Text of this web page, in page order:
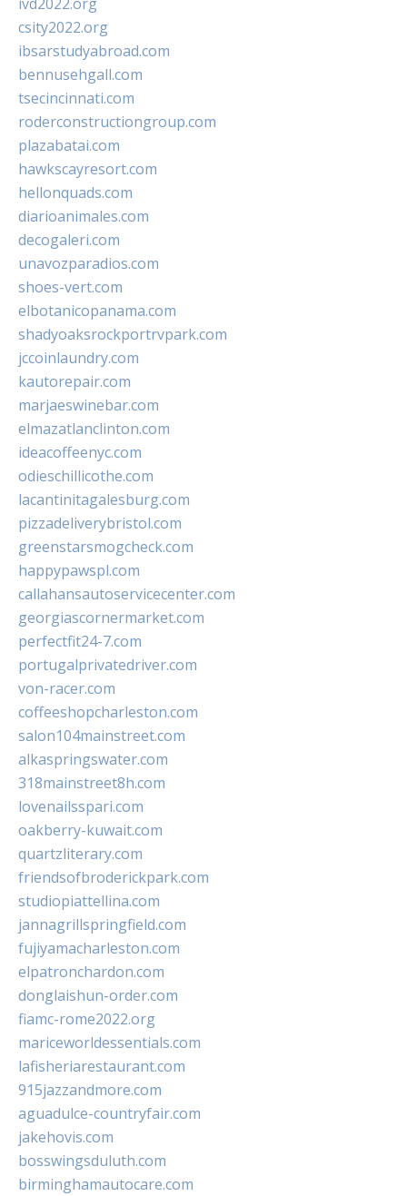
csity2022.org
ibsarstudyabroad.com
bennusehgall.com
tsecincinnati.com
roderconstructiongroup.com
plazabatai.com
hawkscayresort.com
hellonquads.com
diarioanimales.com
decogaleri.com
unavozparadios.com
shoes-vert.com
elbotanicopanama.com
shadyoaksrockportrvpark.com
jccoinlaundry.com
kautorepair.com
marjaeswinebar.com
elmazatlanclinton.com
ideacoffeenyc.com
odieschillicothe.com
lacantinitagalesburg.com
pizzadeliverybristol.com
greenstarsmogcheck.com
happypawspl.com
callahansautoservicecenter.com
georgiascornermarket.com
perfectfit24-7.com
portugalprivatedriver.com
von-racer.com
coffeeshopcharleston.com
salon104mainstreet.com
alkaspringswater.com
318mainstreet8h.com
lovenailsspari.com
oakberry-kuwait.com
quartzliterary.com
friendsofbroderickpark.com
studiopiattellina.com
jannagrillspringfield.com
fujiyamacharleston.com
elpatronchardon.com
donglaishun-order.com
fiamc-rome2022.org
mariceworldessentials.com
lafisheriarestaurant.com
915jazzandmore.com
aguadulce-countryfair.com
jakehovis.com
bosswingsduluth.com
birminghamautocare.com